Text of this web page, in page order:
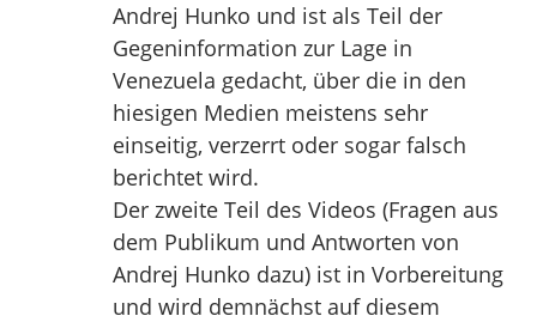
Andrej Hunko und ist als Teil der
Gegeninformation zur Lage in
Venezuela gedacht, über die in den
hiesigen Medien meistens sehr
einseitig, verzerrt oder sogar falsch
berichtet wird.
Der zweite Teil des Videos (Fragen aus
dem Publikum und Antworten von
Andrej Hunko dazu) ist in Vorbereitung
und wird demnächst auf diesem